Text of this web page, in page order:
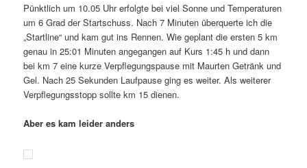
Pünktlich um 10.05 Uhr erfolgte bei viel Sonne und Temperaturen
um 6 Grad der Startschuss. Nach 7 Minuten überquerte ich die
„Startline“ und kam gut ins Rennen. Wie geplant die ersten 5 km
genau in 25:01 Minuten angegangen auf Kurs 1:45 h und dann
bei km 7 eine kurze Verpflegungspause mit Maurten Getränk und
Gel. Nach 25 Sekunden Laufpause ging es weiter. Als weiterer
Verpflegungsstopp sollte km 15 dienen.
Aber es kam leider anders